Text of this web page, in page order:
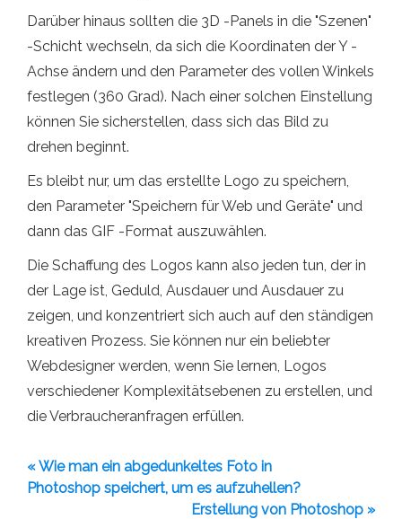
Darüber hinaus sollten die 3D -Panels in die "Szenen"
-Schicht wechseln, da sich die Koordinaten der Y -
Achse ändern und den Parameter des vollen Winkels
festlegen (360 Grad). Nach einer solchen Einstellung
können Sie sicherstellen, dass sich das Bild zu
drehen beginnt.
Es bleibt nur, um das erstellte Logo zu speichern,
den Parameter "Speichern für Web und Geräte" und
dann das GIF -Format auszuwählen.
Die Schaffung des Logos kann also jeden tun, der in
der Lage ist, Geduld, Ausdauer und Ausdauer zu
zeigen, und konzentriert sich auch auf den ständigen
kreativen Prozess. Sie können nur ein beliebter
Webdesigner werden, wenn Sie lernen, Logos
verschiedener Komplexitätsebenen zu erstellen, und
die Verbraucheranfragen erfüllen.
« Wie man ein abgedunkeltes Foto in
Photoshop speichert, um es aufzuhellen?
Erstellung von Photoshop »